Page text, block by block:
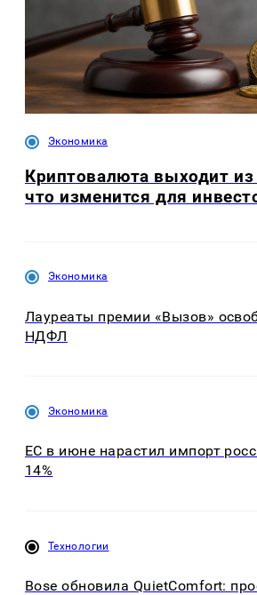
Экономика
Криптовалюта выходит
что изменится для
Экономика
Лауреаты премии «Вызов»
НДФЛ
Экономика
ЕС в июне нарастил импорт
14%
Технологии
Bose обновила QuietComfort: